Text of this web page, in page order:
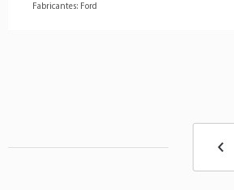
Fabricantes: Ford